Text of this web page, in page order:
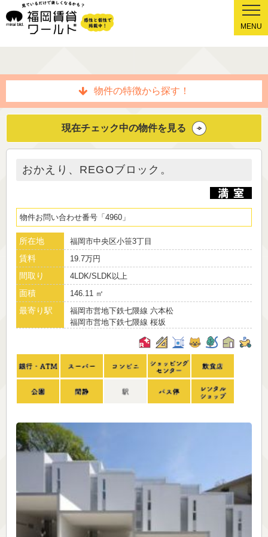
MENU
物件の特徴から探す！
現在チェック中の物件を見る
おかえり、REGOブロック。
物件お問い合わせ番号 4960
所在地 福岡市中央区小笹3丁目
賃料 19.7万円
間取り 4LDK/SLDK以上
面積 146.11 ㎡
最寄り駅
福岡市営地下鉄七隈線 六本松
福岡市営地下鉄七隈線 桜坂